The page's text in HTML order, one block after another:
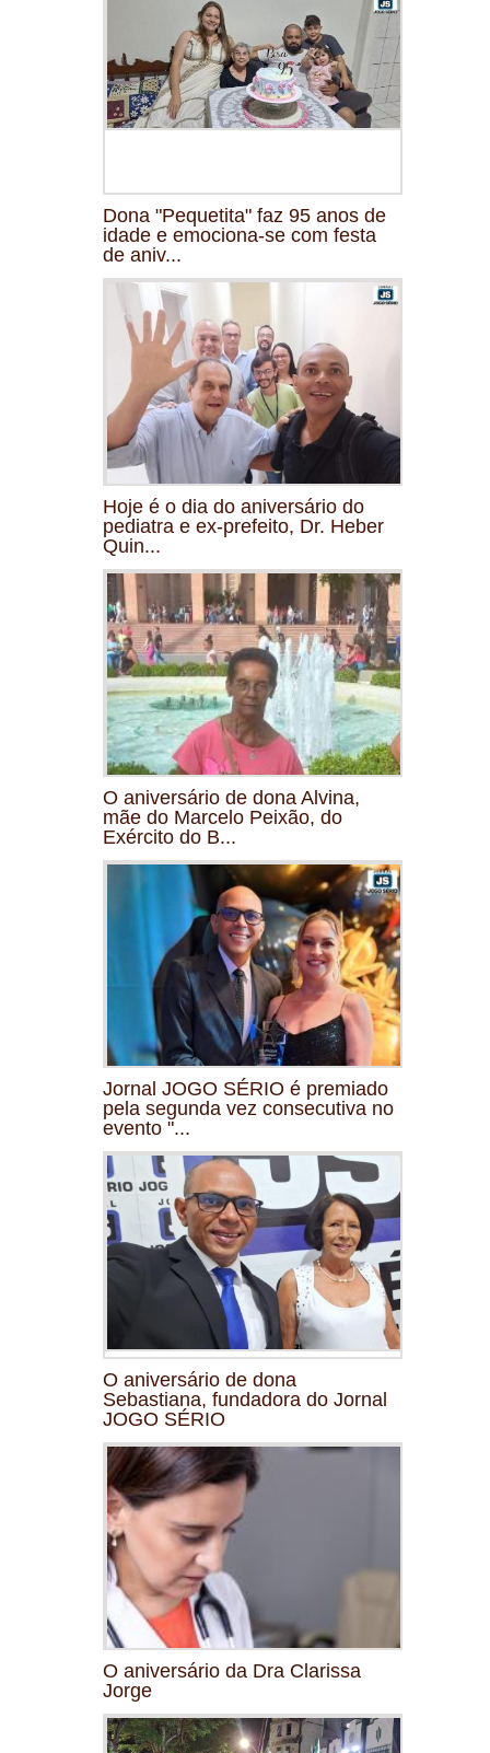
Dona "Pequetita" faz 95 anos de
idade e emociona-se com festa
de aniv...
Hoje é o dia do aniversário do
pediatra e ex-prefeito, Dr. Heber
Quin...
O aniversário de dona Alvina,
mãe do Marcelo Peixão, do
Exército do B...
Jornal JOGO SÉRIO é premiado
pela segunda vez consecutiva no
evento "...
O aniversário de dona
Sebastiana, fundadora do Jornal
JOGO SÉRIO
O aniversário da Dra Clarissa
Jorge